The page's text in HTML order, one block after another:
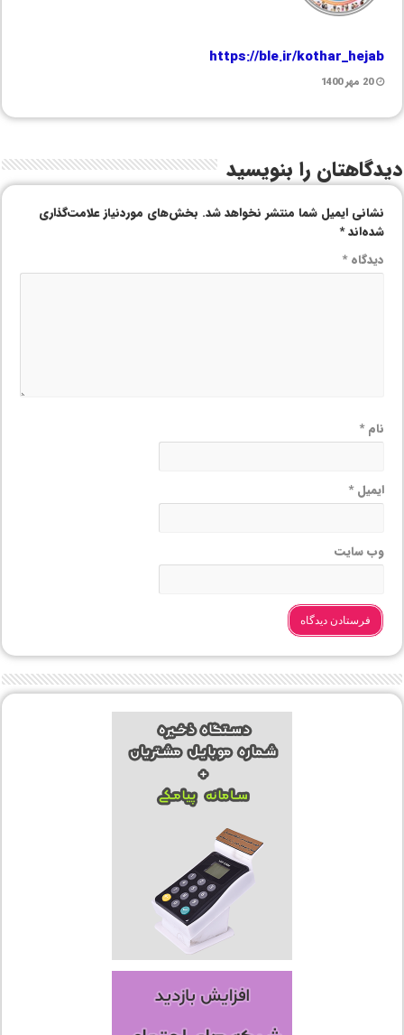
https://ble.ir/kothar_hejab
20 مهر 1400
دیدگاهتان را بنویسید
نشانی ایمیل شما منتشر نخواهد شد. بخش‌های موردنیاز علامت‌گذاری
شده‌اند*
دیدگاه*
نام*
ایمیل*
وب‌ سایت